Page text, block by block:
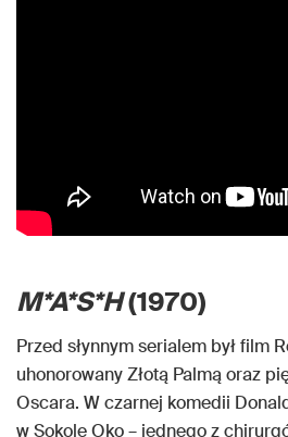
M*A*S*H(1970)
Przed słynnym serialem był film
uhonorowany Złotą Palmą oraz
Oscara. W czarnej komedii
w Sokole Oko – jednego z